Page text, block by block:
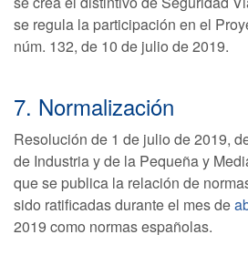
se regula la participación en el
núm. 132, de 10 de julio de 2019.
7. Normalización
Resolución de 1 de julio de 2019,
de Industria y de la Pequeña y
que se publica la relación de
sido ratificadas durante el mes de
2019 como normas españolas.